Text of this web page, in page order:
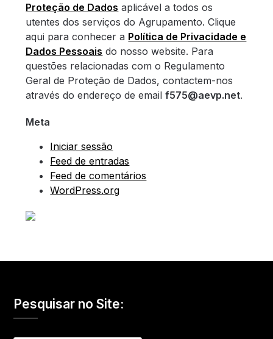
Proteção de Dados aplicável a todos os
utentes dos serviços do Agrupamento. Clique
aqui para conhecer a Política de Privacidade e
Dados Pessoais do nosso website. Para
questões relacionadas com o Regulamento
Geral de Proteção de Dados, contactem-nos
através do endereço de emailf575@aevp.net.
Meta
Iniciar sessão
Feed de entradas
Feed de comentários
WordPress.org
Pesquisar no Site: